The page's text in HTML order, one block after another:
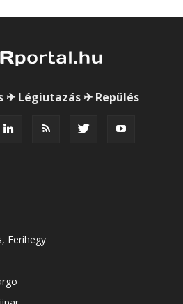
✈ Légiutazás ✈ Repülés
Ferihegy